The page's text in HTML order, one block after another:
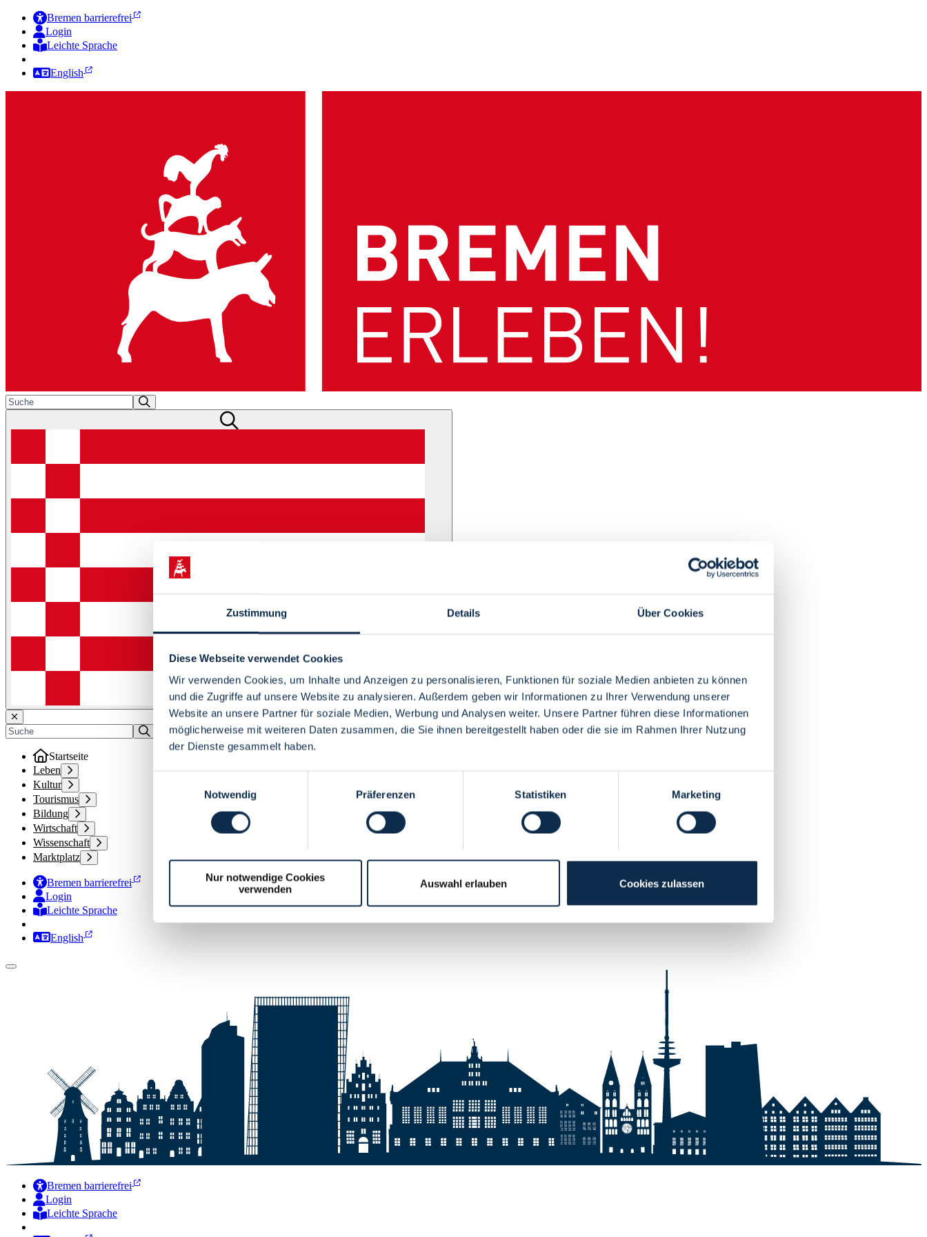
Zustimmung Details Über Cookies
Diese Webseite verwendet Cookies
Wir verwenden Cookies, um Inhalte und Anzeigen zu personalisieren, Funktionen für soziale Medien anbieten zu können
und die Zugriffe auf unsere Website zu analysieren. Außerdem geben wir Informationen zu Ihrer Verwendung unserer
Website an unsere Partner für soziale Medien, Werbung und Analysen weiter. Unsere Partner führen diese Informationen
möglicherweise mit weiteren Daten zusammen, die Sie ihnen bereitgestellt haben oder die sie im Rahmen Ihrer Nutzung
der Dienste gesammelt haben.
Notwendig
Präferenzen Statistiken Marketing
Nur notwendige Cookies
verwenden
Auswahl erlauben Cookies zulassen
Bremen barrierefrei
Login
Leichte Sprache
English
Menü
Startseite
Leben
Kultur
Tourismus
Bildung
Wirtschaft
Wissenschaft
Marktplatz
Bremen barrierefrei
Login
Leichte Sprache
Zur Deutschen Gebärdensprache
English
Bremen barrierefrei
Login
Leichte Sprache